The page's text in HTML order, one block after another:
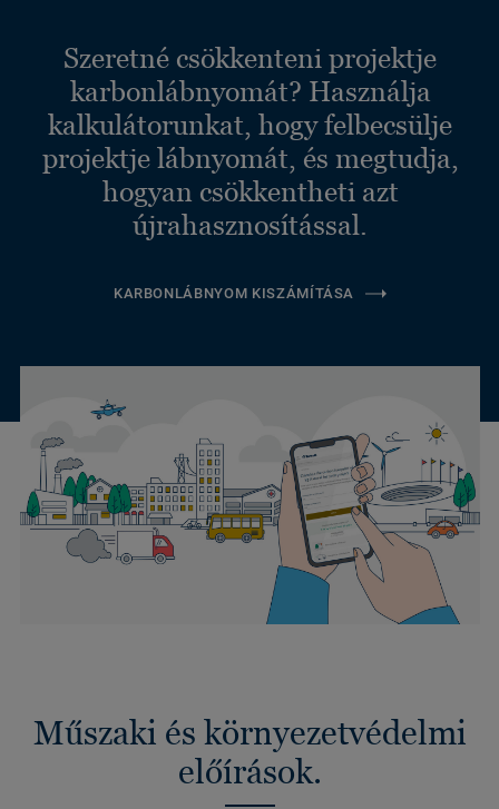
Szeretné csökkenteni projektje
karbonlábnyomát? Használja
kalkulátorunkat, hogy felbecsülje
projektje lábnyomát, és megtudja,
hogyan csökkentheti azt
újrahasznosítással.
KARBONLÁBNYOM KISZÁMÍTÁSA
Műszaki és környezetvédelmi
előírások.